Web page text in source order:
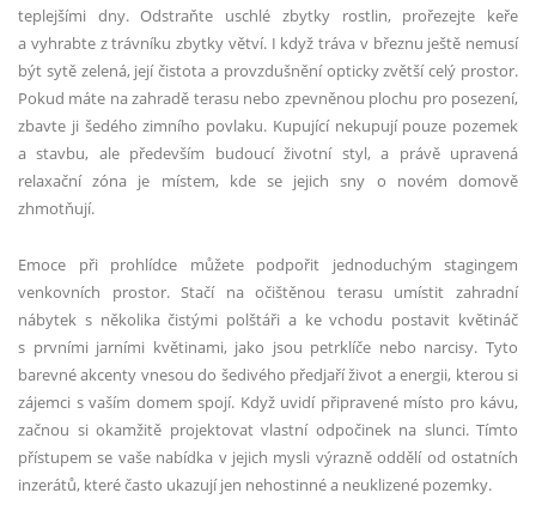
teplejšími dny. Odstraňte uschlé zbytky rostlin, prořezejte keře
a vyhrabte z trávníku zbytky větví. I když tráva v březnu ještě nemusí
být sytě zelená, její čistota a provzdušnění opticky zvětší celý prostor.
Pokud máte na zahradě terasu nebo zpevněnou plochu pro posezení,
zbavte ji šedého zimního povlaku. Kupující nekupují pouze pozemek
a stavbu, ale především budoucí životní styl, a právě upravená
relaxační zóna je místem, kde se jejich sny o novém domově
zhmotňují.
Emoce při prohlídce můžete podpořit jednoduchým stagingem
venkovních prostor. Stačí na očištěnou terasu umístit zahradní
nábytek s několika čistými polštáři a ke vchodu postavit květináč
s prvními jarními květinami, jako jsou petrklíče nebo narcisy. Tyto
barevné akcenty vnesou do šedivého předjaří život a energii, kterou si
zájemci s vaším domem spojí. Když uvidí připravené místo pro kávu,
začnou si okamžitě projektovat vlastní odpočinek na slunci. Tímto
přístupem se vaše nabídka v jejich mysli výrazně oddělí od ostatních
inzerátů, které často ukazují jen nehostinné a neuklizené pozemky.